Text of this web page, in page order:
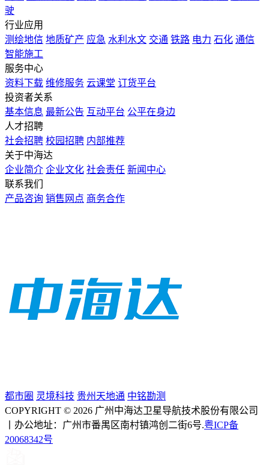
驶
行业应用
测绘地信 地质矿产 应急 水利水文 交通 铁路 电力 石化 通信
智能施工
服务中心
资料下载 维修服务 云课堂 订货平台
投资者关系
基本信息 最新公告 互动平台 公平在身边
人才招聘
社会招聘 校园招聘 内部推荐
关于中海达
企业简介 企业文化 社会责任 新闻中心
联系我们
产品咨询 销售网点 商务合作
都市圈 灵境科技 贵州天地通 中铭勘测
COPYRIGHT © 2026 广州中海达卫星导航技术股份有限公司
丨办公地址：广州市番禺区南村镇鸿创二街6号.粤ICP备
20068342号